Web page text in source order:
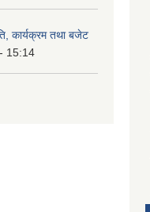
कार्यक्रम तथा बजेट
15:14